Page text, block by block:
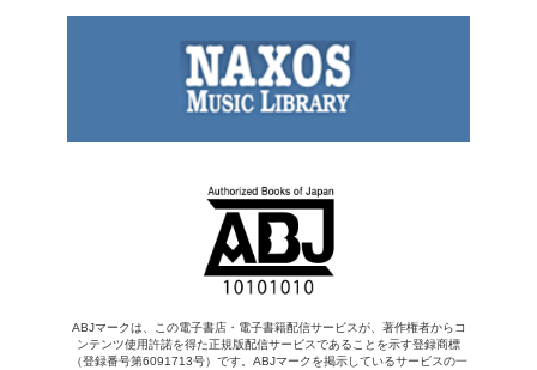
ABJマークは、この電子書店・電子書籍配信サービスが、著作権者からコ
ンテンツ使用許諾を得た正規版配信サービスであることを示す登録商標
（登録番号第6091713号）です。ABJマークを掲示しているサービスの一